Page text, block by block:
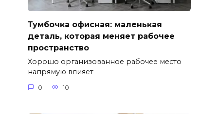
Тумбочка офисная: маленькая
деталь, которая меняет рабочее
пространство
Хорошо организованное рабочее место
напрямую влияет
0 10